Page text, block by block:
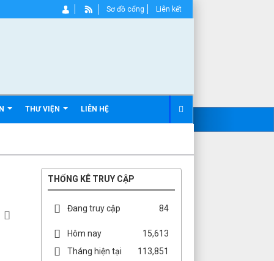
THƯ VIỆN LIÊN HỆ
Sơ đồ cổng Liên kết
THỐNG KÊ TRUY CẬP
Đang truy cập 84
Hôm nay
15,613
Tháng hiện tại
113,851